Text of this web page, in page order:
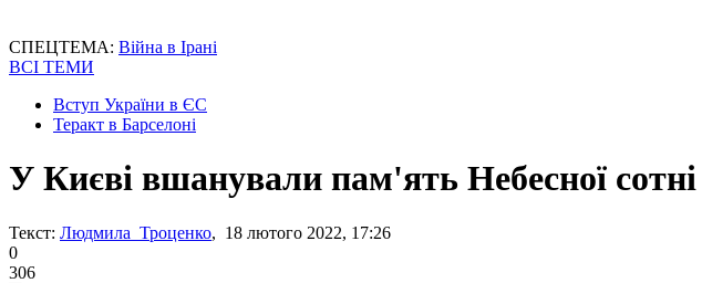
СПЕЦТЕМА: Війна в Ірані
ВСІ ТЕМИ
Вступ України в ЄС
Теракт в Барселоні
У Києві вшанували пам'ять Небесної сотні
Текст: Людмила Троценко, 18 лютого 2022, 17:26
0
306